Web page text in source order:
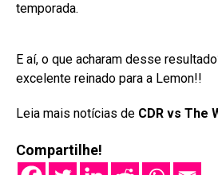
temporada.
E aí, o que acharam desse
excelente reinado para a Lemon!!
Leia mais notícias de CDR vs The
Compartilhe!